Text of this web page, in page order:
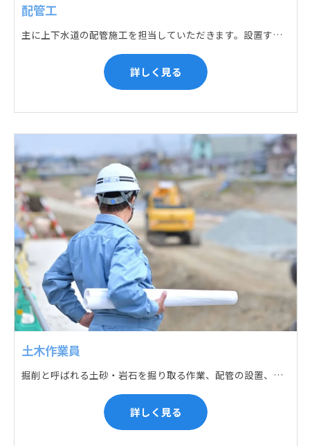
配管工
主に上下水道の配管施工を担当していただきます。設置する場所に応じて配管の形状や流れを工夫する管加工、ねじ切り、管締め、そして管据付作業になり、5人以上のチームで動くことが多いです。
詳しく見る
土木作業員
掘削と呼ばれる土砂・岩石を掘り取る作業、配管の設置、埋戻しの順に手作業と機械作業の併用をして行います。また、作業に使用する管材料の運搬作業も、機械と手作業にて行っています。
詳しく見る